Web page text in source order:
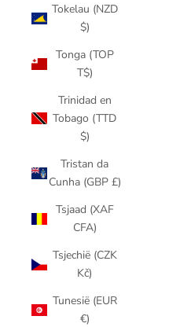
Tokelau (NZD
$)
Tonga (TOP
T$)
Trinidad en
Tobago (TTD
$)
Tristan da
Cunha (GBP £)
Tsjaad (XAF
CFA)
Tsjechië (CZK
Kč)
Tunesië (EUR
€)